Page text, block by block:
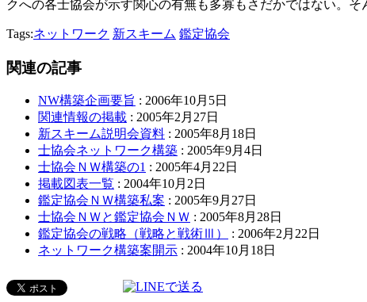
クへの各士協会が示す関心の有無も多寡もさだかではない。そ
Tags:ネットワーク 新スキーム 鑑定協会
関連の記事
NW構築企画要旨 : 2006年10月5日
関連情報の掲載 : 2005年2月27日
新スキーム説明会資料 : 2005年8月18日
士協会ネットワーク構築 : 2005年9月4日
士協会ＮＷ構築の1 : 2005年4月22日
掲載図表一覧 : 2004年10月2日
鑑定協会ＮＷ構築私案 : 2005年9月27日
士協会ＮＷと鑑定協会ＮＷ : 2005年8月28日
鑑定協会の戦略（戦略と戦術Ⅲ）
: 2006年2月22日
ネットワーク構築案開示 : 2004年10月18日